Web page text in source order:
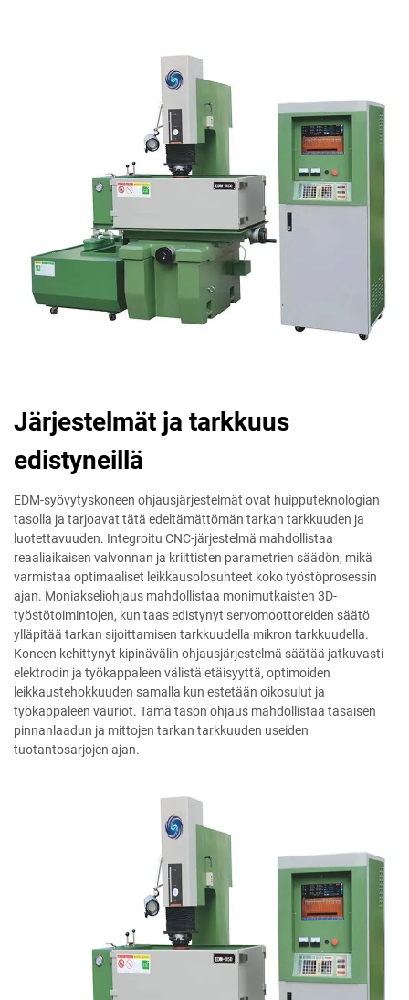
Järjestelmät ja tarkkuus
edistyneillä
EDM-syövytyskoneen ohjausjärjestelmät ovat huipputeknologian
tasolla ja tarjoavat tätä edeltämättömän tarkan tarkkuuden ja
luotettavuuden. Integroitu CNC-järjestelmä mahdollistaa
reaaliaikaisen valvonnan ja kriittisten parametrien säädön, mikä
varmistaa optimaaliset leikkausolosuhteet koko työstöprosessin
ajan. Moniakseliohjaus mahdollistaa monimutkaisten 3D-
työstötoimintojen, kun taas edistynyt servomoottoreiden säätö
ylläpitää tarkan sijoittamisen tarkkuudella mikron tarkkuudella.
Koneen kehittynyt kipinävälin ohjausjärjestelmä säätää jatkuvasti
elektrodin ja työkappaleen välistä etäisyyttä, optimoiden
leikkaustehokkuuden samalla kun estetään oikosulut ja
työkappaleen vauriot. Tämä tason ohjaus mahdollistaa tasaisen
pinnanlaadun ja mittojen tarkan tarkkuuden useiden
tuotantosarjojen ajan.